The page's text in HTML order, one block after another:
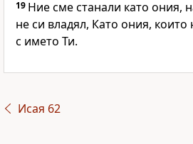
19 Ние сме станали като ония,
не си владял, Като ония,
с името Ти.
Исая 62